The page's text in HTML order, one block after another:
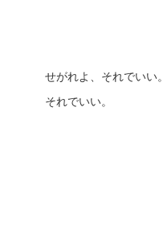
せがれよ、それでいい。
それでいい。